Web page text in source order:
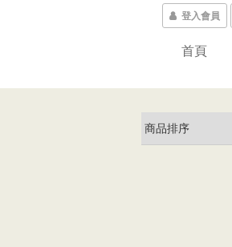
登入會員
首頁